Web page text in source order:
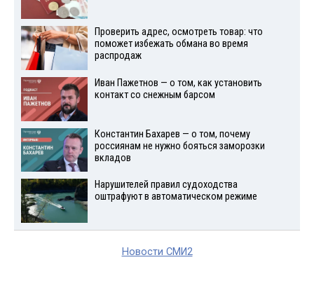
Проверить адрес, осмотреть товар: что
поможет избежать обмана во время
распродаж
Иван Пажетнов — о том, как установить
контакт со снежным барсом
Константин Бахарев — о том, почему
россиянам не нужно бояться заморозки
вкладов
Нарушителей правил судоходства
оштрафуют в автоматическом режиме
Новости СМИ2